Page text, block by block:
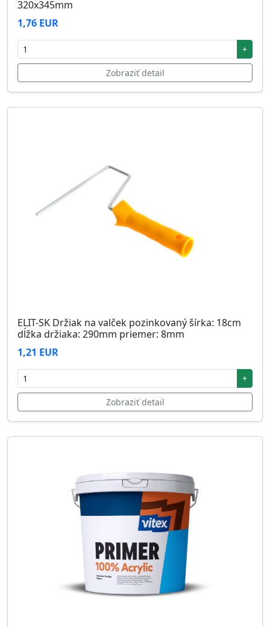
320x345mm
1,76 EUR
+
Zobraziť detail
ELIT-SK Držiak na valček pozinkovaný šírka: 18cm
dĺžka držiaka: 290mm priemer: 8mm
1,21 EUR
+
Zobraziť detail